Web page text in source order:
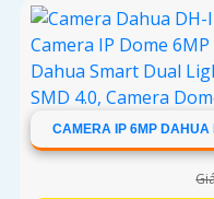
CAMERA IP 6MP